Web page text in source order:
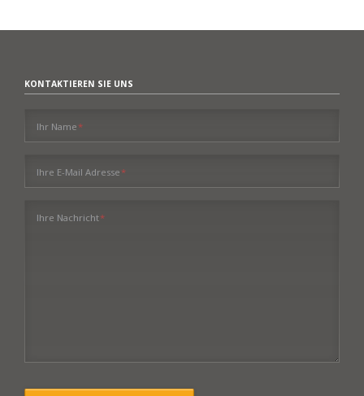
KONTAKTIEREN SIE UNS
Pflichtfeld
Ihr Name*
Pflichtfeld
Ihre E-Mail Adresse*
Pflichtfeld
Ihre Nachricht*